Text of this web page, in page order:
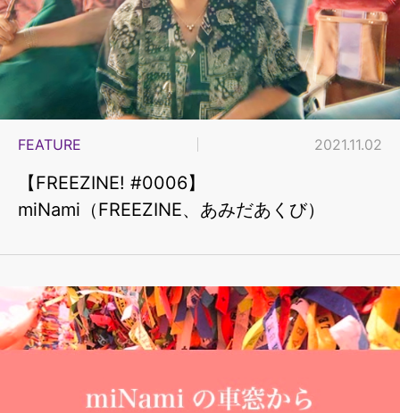
FEATURE 2021.11.02
【FREEZINE! #0006】
miNami（FREEZINE、あみだあくび）